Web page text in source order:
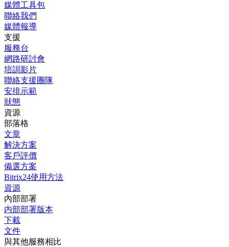
媒體工具包
聯絡我們
媒體報導
支援
服務台
網路研討會
培訓影片
聯絡支援團隊
安排示範
狀態
資源
部落格
文章
解決方案
客戶評價
備選方案
Bitrix24使用方法
資源
內部部署
内部部署版本
下載
文件
與其他服務相比